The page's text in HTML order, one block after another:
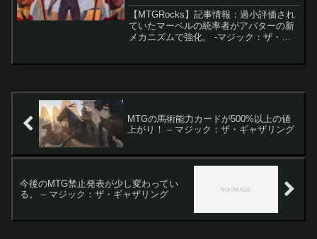
ング
【MTGRocks】記事情報：過小評価され
ていたマーベルの統率者がアバターの新
メカニズムで強化。 -マジック：ザ・ギ
MTGの馬術能力カードが500%以上の値
上がり！ – マジック：ザ・ギャザリング
今後のMTG禁止発表が少し変わってい
る。 – マジック：ザ・ギャザリング